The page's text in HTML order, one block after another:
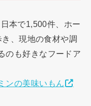
本で1,500件、ホー
、現地の食材や調
のも好きなフードア
ンの美味いもん